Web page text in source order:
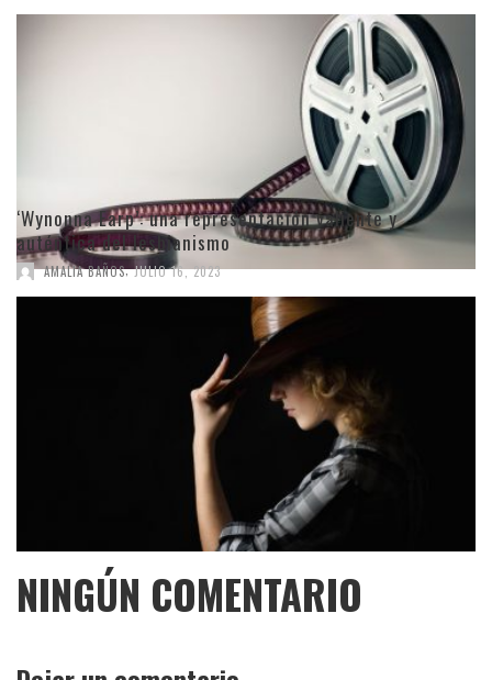
‘Wynonna Earp’: una representación valiente y
auténtica del lesbianismo
AMALIA BAÑOS, JULIO 16, 2023
NINGÚN COMENTARIO